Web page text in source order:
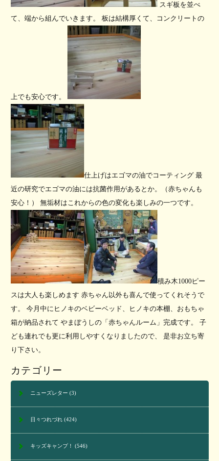
スギ板を並べ
て、端から組んでいきます。 板は結構厚くて、コンクリートの
上でも安心です。
仕上げはエゴマの油でコーティング 最
近の研究でエゴマの油には抗菌作用があるとか。（赤ちゃんも
安心！） 無垢材はこれからの色の変化も楽しみの一つです。
積み木1000ピー
スは大人も楽しめます 赤ちゃん以外も喜んで使ってくれそうで
す。 今月中にヒノキのベビーベッド、ヒノキの本棚、おもちゃ
箱が納品されて やまぼうしの「赤ちゃんルーム」完成です。 子
ども連れでも更に利用しやすくなりましたので、 是非お立ち寄
り下さい。
カテゴリー
ニューズレター (3)
日々つれづれ(424)
キッズキャンプ！ (546)